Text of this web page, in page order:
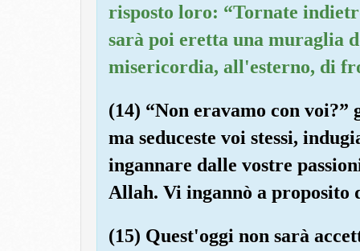
risposto loro: “Tornate
sarà poi eretta una muraglia
misericordia, all'esterno, di
(14) “Non eravamo con
ma seduceste voi stessi,
ingannare dalle vostre
Allah. Vi ingannò a
(15) Quest'oggi non sarà